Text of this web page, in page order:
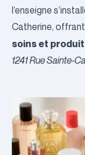
l’enseigne
Catherine,
soins et
1241 Rue Sainte-